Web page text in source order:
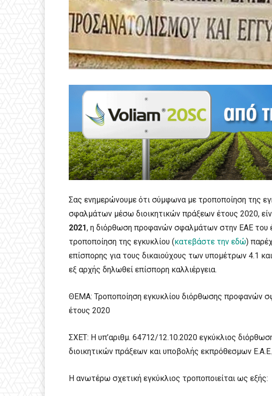
Σας ενημερώνουμε ότι σύμφωνα με τροποποίηση της
σφαλμάτων μέσω διοικητικών πράξεων έτους 2020,
2021, η διόρθωση προφανών σφαλμάτων στην ΕΑΕ του
τροποποίηση της εγκυκλίου (κατεβάστε την εδώ)
επίσπορης για τους δικαιούχους των υπομέτρων 4.1
εξ αρχής δηλωθεί επίσπορη καλλιέργεια.
ΘΕΜΑ: Τροποποίηση εγκυκλίου διόρθωσης προφανών
έτους 2020
ΣΧΕΤ: Η υπ’αριθμ. 64712/12.10.2020 εγκύκλιος
διοικητικών πράξεων και υποβολής εκπρόθεσμων
Η ανωτέρω σχετική εγκύκλιος τροποποιείται ως εξής: